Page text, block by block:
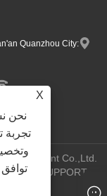
Equipment Co.,Ltd.
SUPPORT:
X
نحن
تجربة